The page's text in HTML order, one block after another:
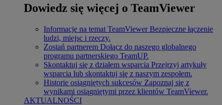
Dowiedz się więcej o TeamViewer
Informacje na temat TeamViewer Bezpieczne łączenie
ludzi, miejsc i rzeczy.
Zostań partnerem Dołącz do naszego globalnego
programu partnerskiego TeamUP.
Skontaktuj się z działem wsparcia Przejrzyj artykuły
wsparcia lub skontaktuj się z naszym zespołem.
Historie osiągniętych sukcesów Zapoznaj się z
wynikami osiągniętymi przez klientów TeamViewer.
AKTUALNOŚCI